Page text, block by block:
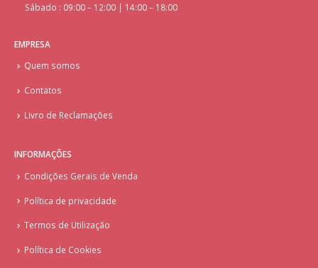
Sábado : 09:00 – 12:00 | 14:00 – 18:00
EMPRESA
Quem somos
Contatos
Livro de Reclamações
INFORMAÇÕES
Condições Gerais de Venda
Política de privacidade
Termos de Utilização
Política de Cookies